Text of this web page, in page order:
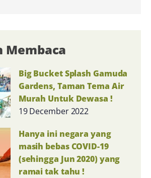
Membaca
Big Bucket Splash Gamuda
Gardens, Taman Tema Air
Murah Untuk Dewasa !
19 December 2022
Hanya ini negara yang
masih bebas COVID-19
(sehingga Jun 2020) yang
ramai tak tahu !